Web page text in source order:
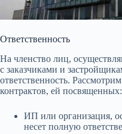
Ответственность
На членство лиц,
с заказчиками и
ответственность.
контрактов, ей посвященных:
ИП или организация,
несет полную